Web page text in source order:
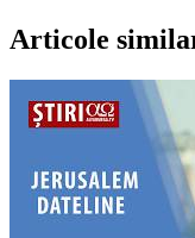
Articole